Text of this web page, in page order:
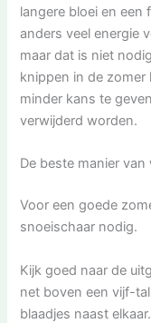
langere bloei en een
anders veel energie
maar dat is niet
knippen in de zomer
minder kans te
verwijderd worden.
De beste manier
Voor een goede
snoeischaar nodig.
Kijk goed naar de
net boven een vijf-
blaadjes naast